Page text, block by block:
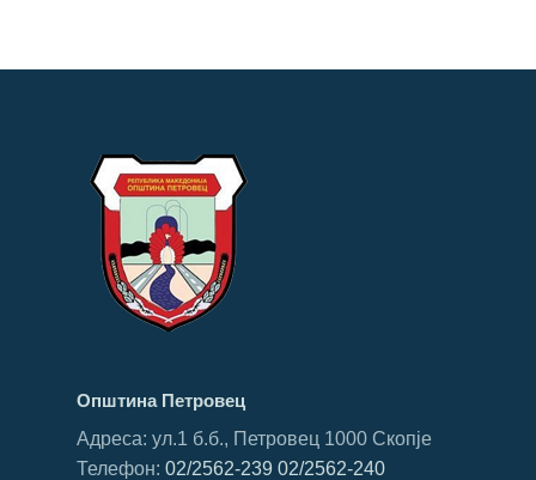
Општина Петровец
Адреса: ул.1 б.б., Петровец 1000 Скопје
Телефон: 02/2562-239 02/2562-240